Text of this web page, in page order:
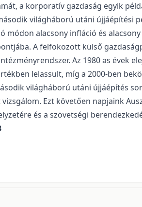
a korporatív gazdaság egyik
világháború utáni
alacsony infláció és
A felfokozott külső
Az 1980 as
lelassult, míg a 2000-ben
világháború utáni újjáépítés
Ezt követően napjaink
és a szövetségi